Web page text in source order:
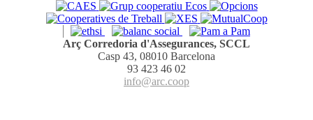
Arç Corredoria d'Assegurances, SCCL
Casp 43, 08010 Barcelona
93 423 46 02
info@arc.coop